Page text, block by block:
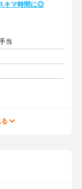
キマ時間に◎
当